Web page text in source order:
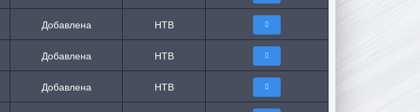
Добавлена НТВ
Добавлена НТВ
Добавлена НТВ